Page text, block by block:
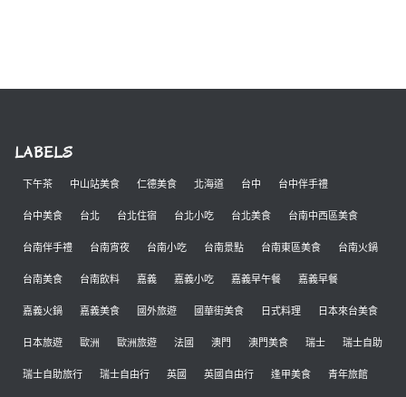
LABELS
下午茶 中山站美食 仁德美食 北海道 台中 台中伴手禮
台中美食 台北 台北住宿 台北小吃 台北美食 台南中西區美食
台南伴手禮 台南宵夜 台南小吃 台南景點 台南東區美食 台南火鍋
台南美食 台南飲料 嘉義 嘉義小吃 嘉義早午餐 嘉義早餐
嘉義火鍋 嘉義美食 國外旅遊 國華街美食 日式料理 日本來台美食
日本旅遊 歐洲 歐洲旅遊 法國 澳門 澳門美食 瑞士 瑞士自助
瑞士自助旅行 瑞士自由行 英國 英國自由行 逢甲美食 青年旅館